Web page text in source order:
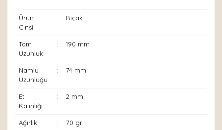
Ürün
Cinsi
: Bıçak
Tam
Uzunluk
: 190 mm
Namlu
Uzunluğu
: 74 mm
Et
Kalınlığı
: 2 mm
Ağırlık : 70 gr